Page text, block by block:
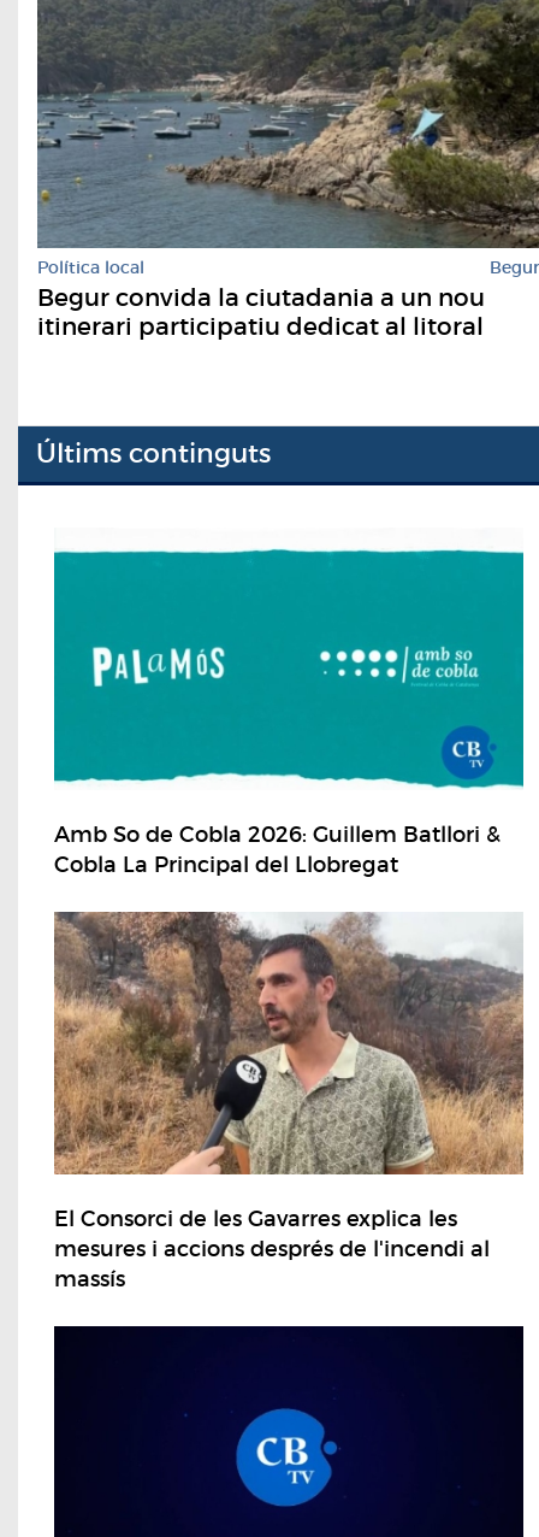
Política local Begur
Begur convida la ciutadania a un nou
itinerari participatiu dedicat al litoral
Últims continguts
Amb So de Cobla 2026: Guillem Batllori &
Cobla La Principal del Llobregat
El Consorci de les Gavarres explica les
mesures i accions després de l'incendi al
massís